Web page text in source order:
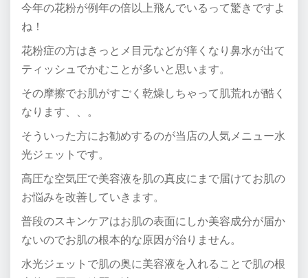
今年の花粉が例年の倍以上飛んでいるって驚きですよ
ね！
花粉症の方はきっとメ目元などが痒くなり鼻水が出て
ティッシュでかむことが多いと思います。
その摩擦でお肌がすごく乾燥しちゃって肌荒れが酷く
なります、、。
そういった方にお勧めするのが当店の人気メニュー水
光ジェットです。
高圧な空気圧で美容液を肌の真皮にまで届けてお肌の
お悩みを改善していきます。
普段のスキンケアはお肌の表面にしか美容成分が届か
ないのでお肌の根本的な原因が治りません。
水光ジェットで肌の奥に美容液を入れることで肌の根